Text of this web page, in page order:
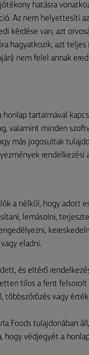
hatásra
Az nem helyettesíti
kérdése van, azt
hagyatkozik, azt
nem felel annak
tartalmával
valamint minden
más jogosultak
rendelkezési
a nélkül, hogy adott
lemásolni,
eladni.
és eltérő
tilos a fent felsorolt
többszörözés vagy
Foods tulajdonában
védjegyét a